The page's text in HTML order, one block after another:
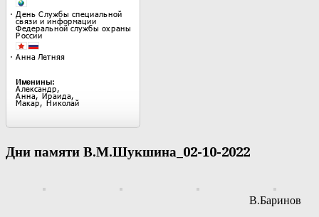
Дни памяти В.М.Шукшина_02-10-2022
В.Баринов